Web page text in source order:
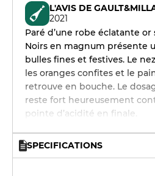
L'AVIS DE
2021
Paré d’une robe éclatante
Noirs en magnum présente
bulles fines et festives. Le
les oranges confites et le
retrouve en bouche. Le
reste fort heureusement
pointe d’acidité en finale.
SPECIFICATIONS